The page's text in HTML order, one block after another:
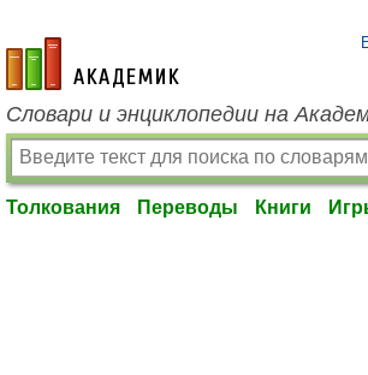
academic.ru
Словари и энциклопедии на
Толкования Переводы Книги